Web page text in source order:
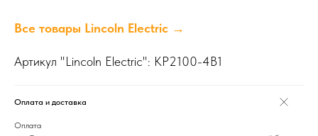
Все товары Lincoln Electric →
Артикул "Lincoln Electric": KP2100-4B1
Оплата и доставка
Оплата